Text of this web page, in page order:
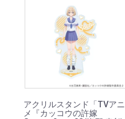
アクリルスタンド「TVアニ
メ『カッコウの許嫁